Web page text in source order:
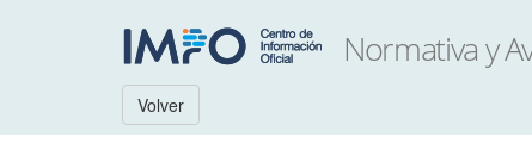
Volver